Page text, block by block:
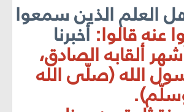
العلم الذين سمعوا
عنه قالوا: أخبرنا
ألقابه الصادق،
الله (صلّى الله